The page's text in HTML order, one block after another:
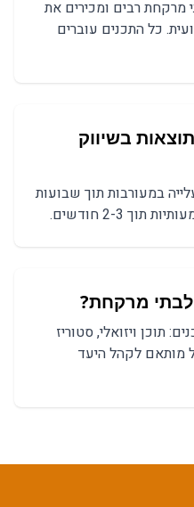
מרקחתרבים ומכירים את
כל התכנים עוברים
בשיווק
במעורבות תוך שבועות
2-3 חודשים.
בתי מרקחת?
תוכן ויזואלי, סטוריז
מותאם לקהל היעד